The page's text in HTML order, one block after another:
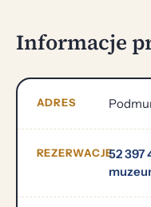
Informacje
ADRES
REZERWACJE52 397